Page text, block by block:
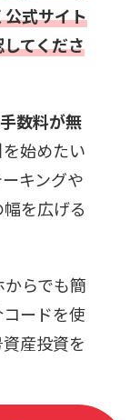
式サイト
てくださ
数料が無
始めたい
キングや
を広げる
らでも簡
ードを使
産投資を